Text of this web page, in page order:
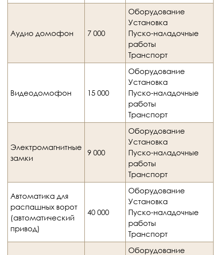
Аудио домофон 7 000
Оборудование
Установка
Пуско-наладочные
работы
Транспорт
Видеодомофон 15 000
Оборудование
Установка
Пуско-наладочные
работы
Транспорт
Электромагнитные
замки
9 000
Оборудование
Установка
Пуско-наладочные
работы
Транспорт
Автоматика для
распашных ворот
(автоматический
привод)
40 000
Оборудование
Установка
Пуско-наладочные
работы
Транспорт
Оборудование